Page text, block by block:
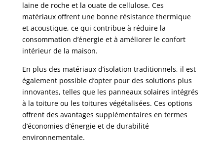
laine de roche et la ouate de cellulose. Ces
matériaux offrent une bonne résistance thermique
et acoustique, ce qui contribue à réduire la
consommation d’énergie et à améliorer le confort
intérieur de la maison.
En plus des matériaux d’isolation traditionnels, il est
également possible d’opter pour des solutions plus
innovantes, telles que les panneaux solaires intégrés
à la toiture ou les toitures végétalisées. Ces options
offrent des avantages supplémentaires en termes
d’économies d’énergie et de durabilité
environnementale.